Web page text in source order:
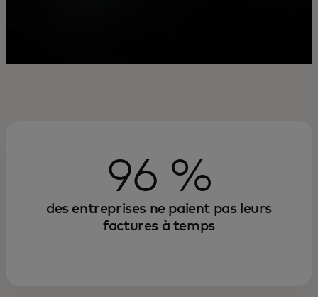
96 %
des entreprises ne paient pas leurs
factures à temps